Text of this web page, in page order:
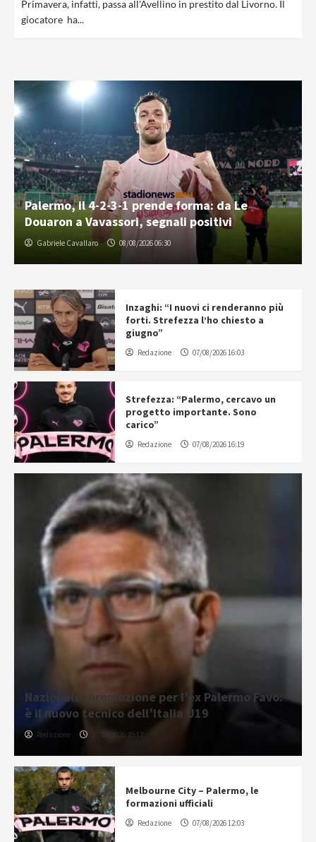
Primavera, infatti, passa all'Avellino in prestito dal Livorno. Il
giocatore ha...
Palermo, il 4-2-3-1 prende forma: da Le
Douaron a Vavassori, segnali positivi
Gabriele Cavallaro 08/08/2026 06:30
Inzaghi: “I nuovi ci renderanno più
forti. Strefezza l’ho chiesto a
giugno”
Redazione 07/08/2026 16:03
Strefezza: “Palermo, cercavo un
progetto importante. Sono
carico”
Redazione 07/08/2026 16:19
Nazionale, promozione per l’ex Palermo Favo:
è il nuovo tecnico dell’Italia U19
Redazione 07/08/2026 20:12
Melbourne City – Palermo, le
formazioni ufficiali
Redazione 07/08/2026 12:03